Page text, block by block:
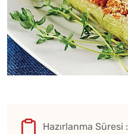
Hazırlanma Süresi :